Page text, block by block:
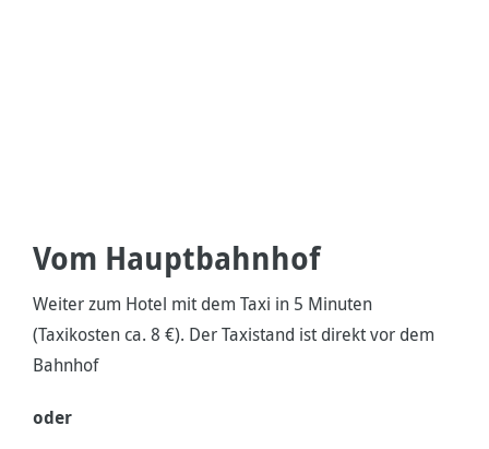
Vom Hauptbahnhof
Weiter zum Hotel mit dem Taxi in 5 Minuten
(Taxikosten ca. 8 €). Der Taxistand ist direkt vor dem
Bahnhof
oder